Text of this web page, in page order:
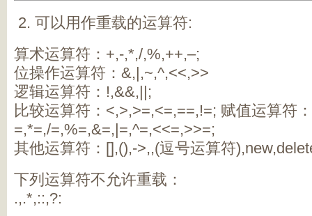
可以用作重载的运算符:
算术运算符：+,-,*,/,%,++,–;
位操作运算符：&,|,~,^,<<,>>
逻辑运算符：!,&&,||;
比较运算符：<,>,>=,<=,==,!=; 赋值运算符
=,*=,/=,%=,&=,|=,^=,<<=,>>=;
其他运算符：[],(),->,,(逗号运算符
下列运算符不允许重载：
.,.*,::,?: